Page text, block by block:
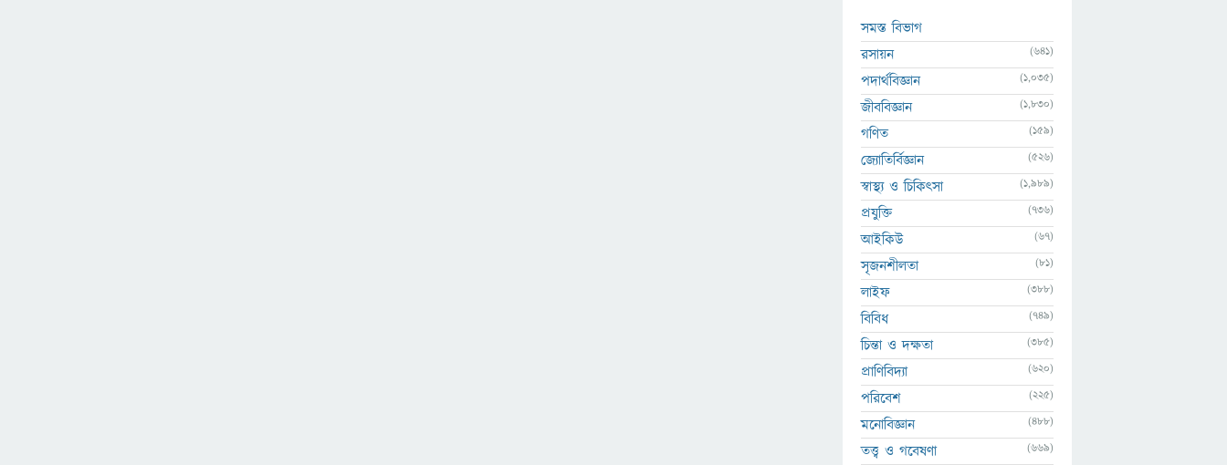
সমস্ত বিভাগ
রসায়ন
(641)
পদার্থবিজ্ঞান (1,035)
জীববিজ্ঞান (1,830)
গণিত (159)
জ্যোতির্বিজ্ঞান (526)
স্বাস্থ্য ও চিকিৎসা (1,989)
প্রযুক্তি (736)
আইকিউ (67)
সৃজনশীলতা (81)
লাইফ (388)
বিবিধ (749)
চিন্তা ও দক্ষতা (385)
প্রাণিবিদ্যা (620)
পরিবেশ (225)
মনোবিজ্ঞান (488)
তত্ত্ব ও গবেষণা (669)